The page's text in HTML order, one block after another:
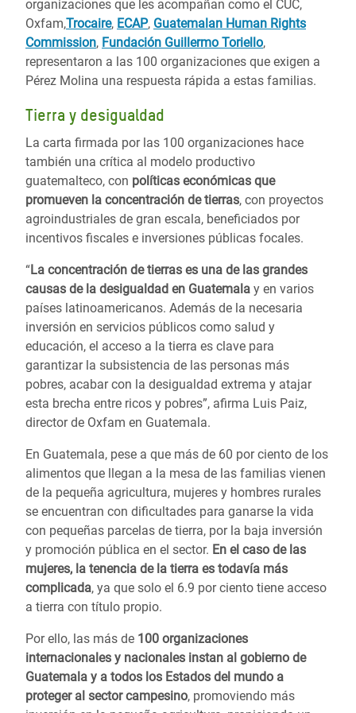
organizaciones que les acompañan como el CUC,
Oxfam,Trocaire, ECAP, Guatemalan Human Rights
Commission, Fundación Guillermo Toriello,
representaron a las 100 organizaciones que exigen a
Pérez Molina una respuesta rápida a estas familias.
Tierra y desigualdad
La carta firmada por las 100 organizaciones hace
también una crítica al modelo productivo
guatemalteco, con políticas económicas que
promueven la concentración de tierras, con proyectos
agroindustriales de gran escala, beneficiados por
incentivos fiscales e inversiones públicas focales.
“La concentración de tierras es una de las grandes
causas de la desigualdad en Guatemala y en varios
países latinoamericanos. Además de la necesaria
inversión en servicios públicos como salud y
educación, el acceso a la tierra es clave para
garantizar la subsistencia de las personas más
pobres, acabar con la desigualdad extrema y atajar
esta brecha entre ricos y pobres”, afirma Luis Paiz,
director de Oxfam en Guatemala.
En Guatemala, pese a que más de 60 por ciento de los
alimentos que llegan a la mesa de las familias vienen
de la pequeña agricultura, mujeres y hombres rurales
se encuentran con dificultades para ganarse la vida
con pequeñas parcelas de tierra, por la baja inversión
y promoción pública en el sector. En el caso de las
mujeres, la tenencia de la tierra es todavía más
complicada, ya que solo el 6.9 por ciento tiene acceso
a tierra con título propio.
Por ello, las más de 100 organizaciones
internacionales y nacionales instan al gobierno de
Guatemala y a todos los Estados del mundo a
proteger al sector campesino, promoviendo más